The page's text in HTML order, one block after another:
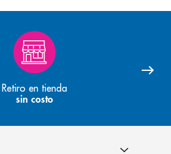
Retiro en tienda
sin costo